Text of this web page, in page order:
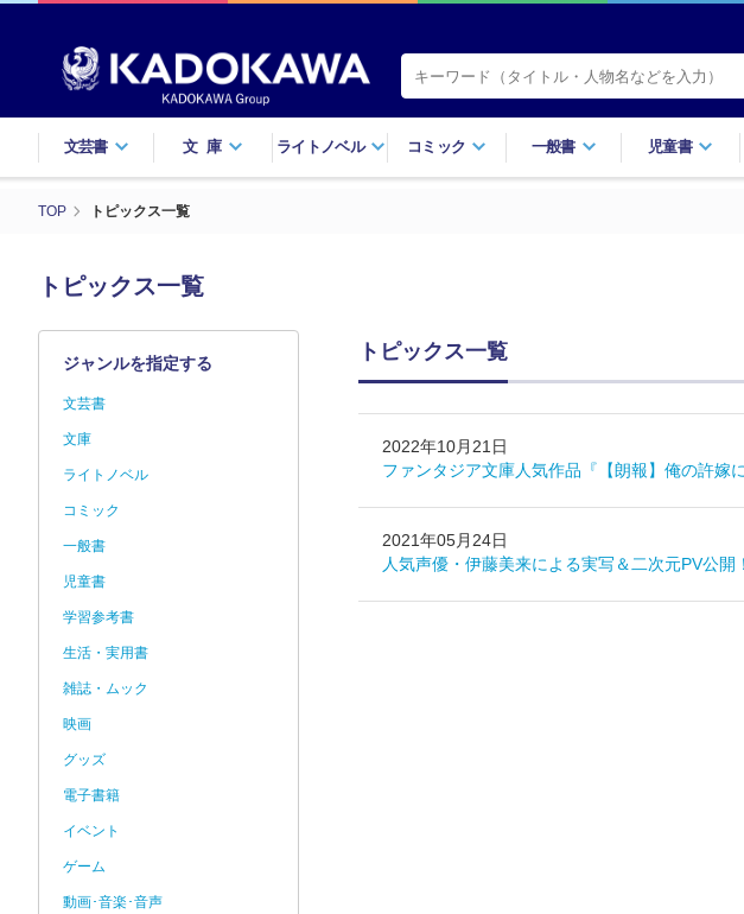
文芸書 文庫 ライトノベル コミック 一般書 児童書
TOP トピックス一覧
トピックス一覧
トピックス一覧
2022年10月21日
ファンタジア文庫人気作品『【朗報】俺の許嫁
2021年05月24日
人気声優・伊藤美来による実写＆二次元PV公
ジャンルを指定する
文芸書
文庫
ライトノベル
コミック
一般書
児童書
学習参考書
生活・実用書
雑誌・ムック
映画
グッズ
電子書籍
イベント
ゲーム
動画･音楽･音声